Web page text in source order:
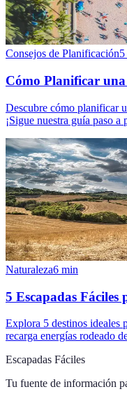
Consejos de Planificación5
Cómo Planificar
Descubre cómo planificar
¡Sigue nuestra guía paso
Naturaleza6 min
5 Escapadas
Explora 5 destinos ideales
recarga energías rodeado
Escapadas Fáciles
Tu fuente de información